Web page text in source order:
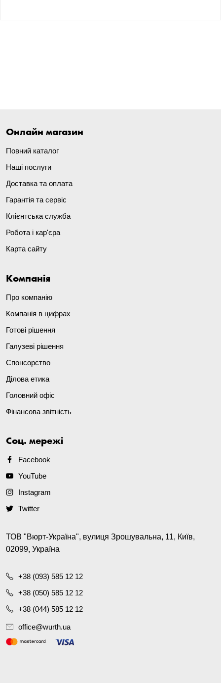
Онлайн магазин
Повний каталог
Наші послуги
Доставка та оплата
Гарантія та сервіс
Клієнтська служба
Робота і кар'єра
Карта сайту
Компанія
Про компанію
Компанія в цифрах
Готові рішення
Галузеві рішення
Спонсорство
Ділова етика
Головний офіс
Фінансова звітність
Соц. мережі
Facebook
YouTube
Instagram
Twitter
ТОВ "Вюрт-Україна", вулиця Зрошувальна, 11, Київ,
02099, Україна
+38 (093) 585 12 12
+38 (050) 585 12 12
+38 (044) 585 12 12
office@wurth.ua